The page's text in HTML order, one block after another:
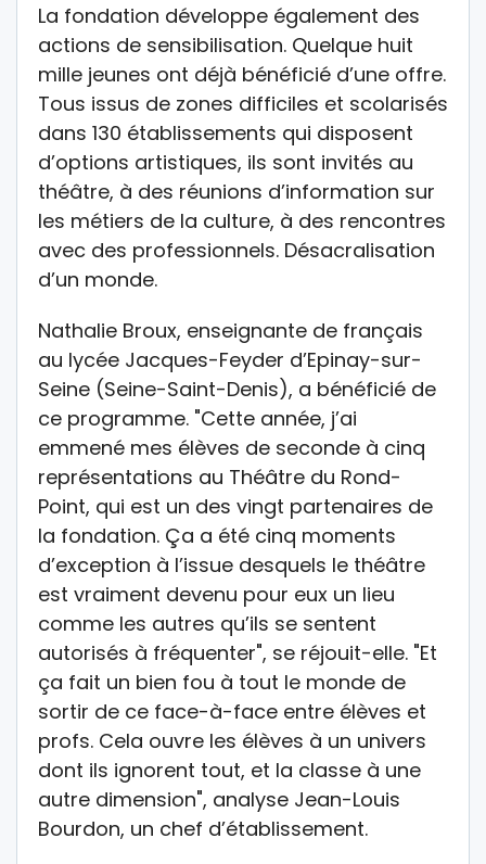
La fondation développe également des
actions de sensibilisation. Quelque huit
mille jeunes ont déjà bénéficié d’une offre.
Tous issus de zones difficiles et scolarisés
dans 130 établissements qui disposent
d’options artistiques, ils sont invités au
théâtre, à des réunions d’information sur
les métiers de la culture, à des rencontres
avec des professionnels. Désacralisation
d’un monde.
Nathalie Broux, enseignante de français
au lycée Jacques-Feyder d’Epinay-sur-
Seine (Seine-Saint-Denis), a bénéficié de
ce programme. "Cette année, j’ai
emmené mes élèves de seconde à cinq
représentations au Théâtre du Rond-
Point, qui est un des vingt partenaires de
la fondation. Ça a été cinq moments
d’exception à l’issue desquels le théâtre
est vraiment devenu pour eux un lieu
comme les autres qu’ils se sentent
autorisés à fréquenter", se réjouit-elle. "Et
ça fait un bien fou à tout le monde de
sortir de ce face-à-face entre élèves et
profs. Cela ouvre les élèves à un univers
dont ils ignorent tout, et la classe à une
autre dimension", analyse Jean-Louis
Bourdon, un chef d’établissement.